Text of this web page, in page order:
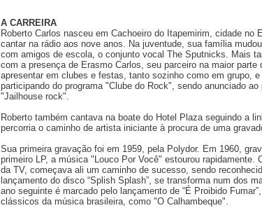
A CARREIRA
Roberto Carlos nasceu em Cachoeiro do Itapemirim, cidade
cantar na rádio aos nove anos. Na juventude, sua família
com amigos de escola, o conjunto vocal The Sputnicks. Mais
com a presença de Erasmo Carlos, seu parceiro na maior
apresentar em clubes e festas, tanto sozinho como em grupo,
participando do programa "Clube do Rock", sendo anunciado
"Jailhouse rock".
Roberto também cantava na boate do Hotel Plaza seguindo a
percorria o caminho de artista iniciante à procura de uma
Sua primeira gravação foi em 1959, pela Polydor. Em 1960,
primeiro LP, a música "Louco Por Você" estourou rapidamente.
da TV, começava ali um caminho de sucesso, sendo
lançamento do disco “Splish Splash”, se transforma num dos
ano seguinte é marcado pelo lançamento de “É Proibido
clássicos da música brasileira, como "O Calhambeque".